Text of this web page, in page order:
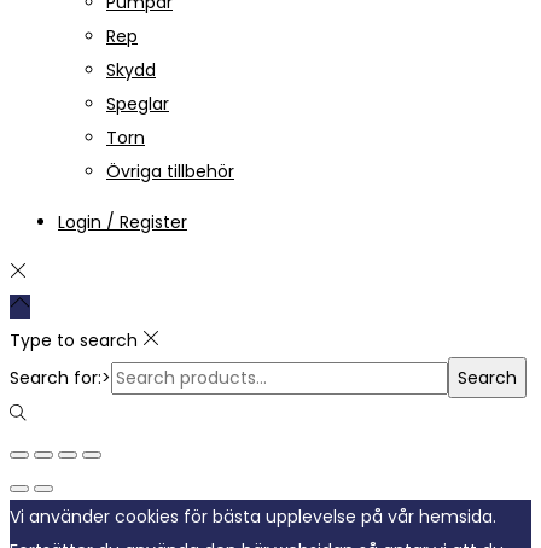
Rep
Skydd
Speglar
Torn
Övriga tillbehör
Login / Register
Type to search
Search for:>
Search
Vi använder cookies för bästa upplevelse på vår hemsida.